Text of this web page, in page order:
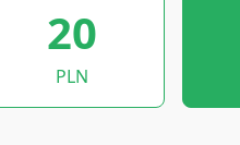
20
PLN